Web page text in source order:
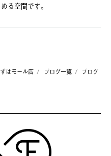
る空間です。
はモール店 ブログ一覧 ブログ